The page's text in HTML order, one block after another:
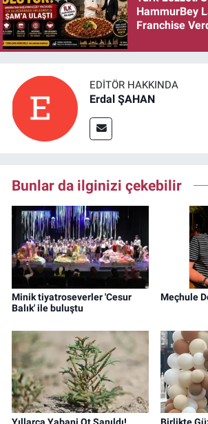
HammurBey
Franchise
EDITÖR HAKKINDA
Erdal ŞAHAN
Bunlar da ilginizi çekebilir
Minik tiyatroseverler 'Cesur
Balık' ile buluştu
Meçhule
Yıllarca Yabani Ot Sanıldı!
Birlikte